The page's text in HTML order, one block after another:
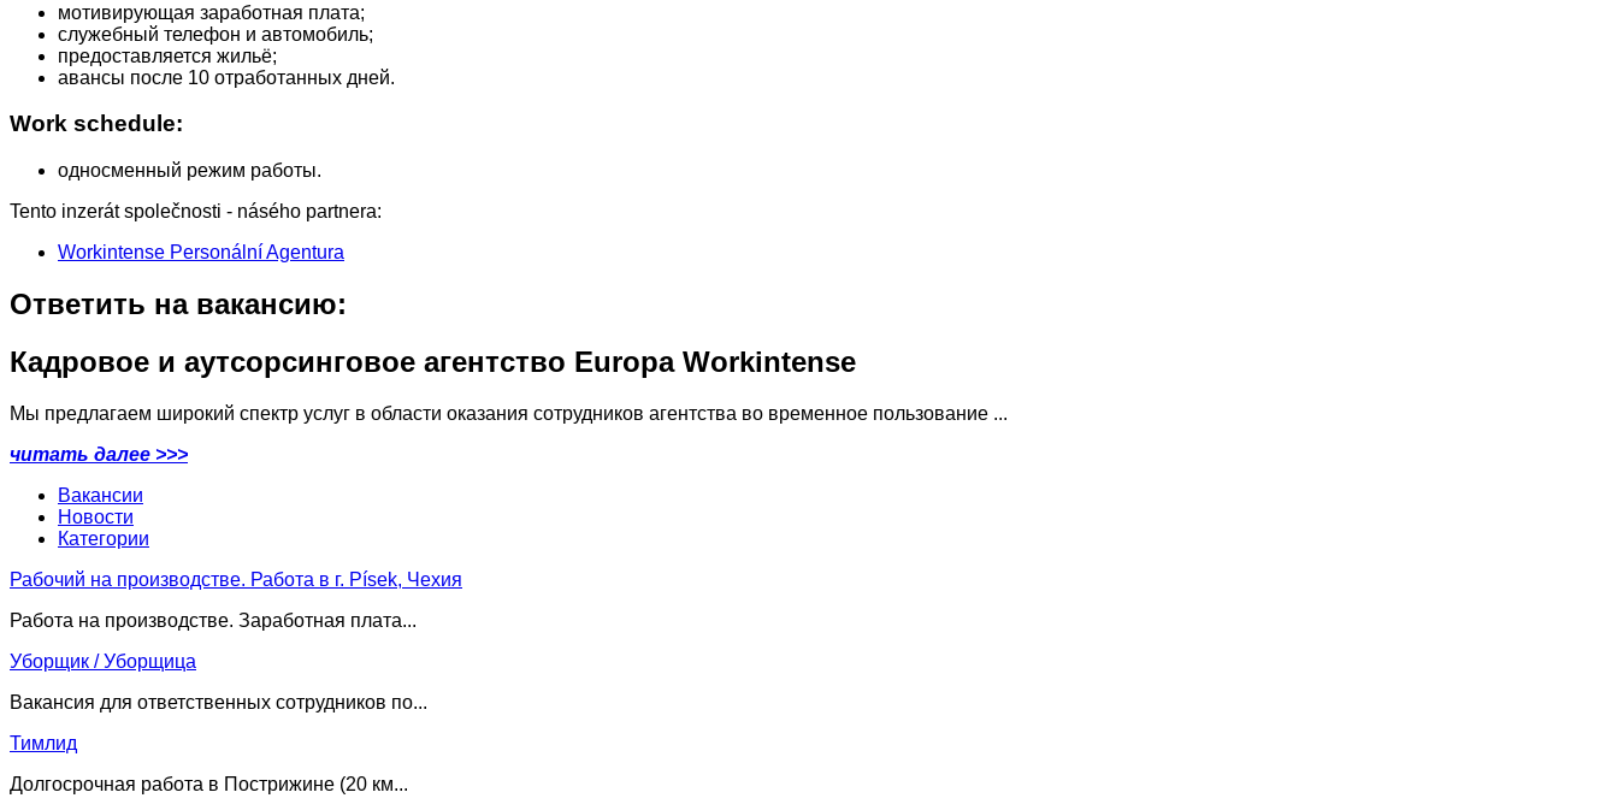
мотивирующая заработная плата;
служебный телефон и автомобиль;
предоставляется жильё;
авансы после 10 отработанных дней.
Work schedule:
односменный режим работы.
Tento inzerát společnosti - násého partnera:
Workintense Personální Agentura
Ответить на вакансию:
Кадровое и аутсорсинговое агентство Europa Workintense
Мы предлагаем широкий спектр услуг в области оказания сотрудников агентства во временное пользование ...
читать далее >>>
Вакансии
Новости
Категории
Рабочий на производстве. Работа в г. Písek, Чехия
Работа на производстве. Заработная плата...
Уборщик / Уборщица
Вакансия для ответственных сотрудников по...
Тимлид
Долгосрочная работа в Пострижине (20 км...